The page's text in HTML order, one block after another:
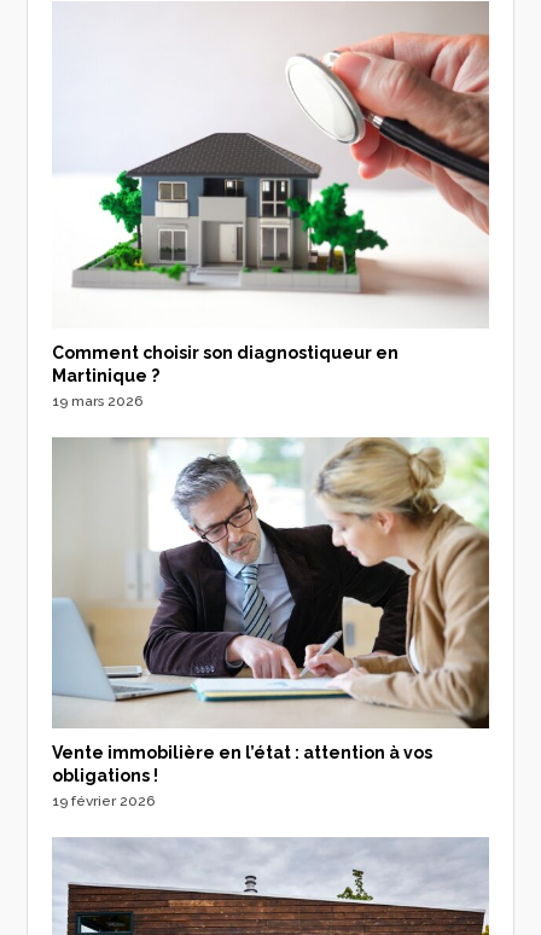
Comment choisir son diagnostiqueur en
Martinique ?
19 mars 2026
Vente immobilière en l’état : attention à vos
obligations !
19 février 2026